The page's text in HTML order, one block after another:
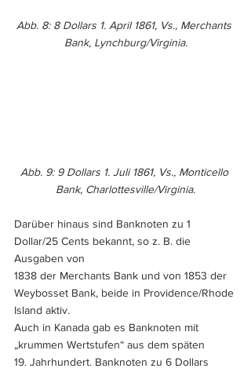
Abb. 8: 8 Dollars 1. April 1861, Vs., Merchants
Bank, Lynchburg/Virginia.
Abb. 9: 9 Dollars 1. Juli 1861, Vs., Monticello
Bank, Charlottesville/Virginia.
Darüber hinaus sind Banknoten zu 1
Dollar/25 Cents bekannt, so z. B. die
Ausgaben von
1838 der Merchants Bank und von 1853 der
Weybosset Bank, beide in Providence/Rhode
Island aktiv.
Auch in Kanada gab es Banknoten mit
„krummen Wertstufen“ aus dem späten
19. Jahrhundert. Banknoten zu 6 Dollars